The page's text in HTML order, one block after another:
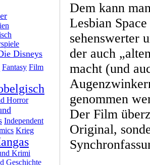
Disneys
Fantasy Film
Horror
Independent
Krieg
Krimi
Geschichte
Dem kann
Lesbian
sehenswerter
der auch
macht (und
genommen
Der Film
Original,